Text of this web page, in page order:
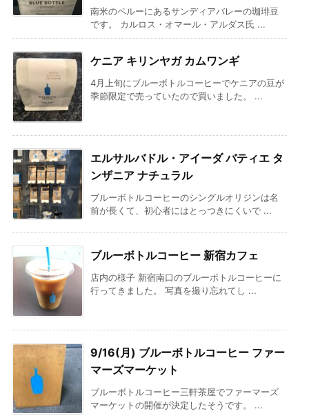
南米のペルーにあるサンディアバレーの珈琲豆
です。 カルロス・オマール・アルダス氏 ...
ケニア キリンヤガ カムワンギ
4月上旬にブルーボトルコーヒーでケニアの豆が
季節限定で売っていたので買いました。 ...
エルサルバドル・アイーダ バティエ タ
ンザニア ナチュラル
ブルーボトルコーヒーのシングルオリジンは名
前が長くて、初心者にはとっつきにくいで ...
ブルーボトルコーヒー 新宿カフェ
店内の様子 新宿南口のブルーボトルコーヒーに
行ってきました。 写真を撮り忘れてし ...
9/16(月) ブルーボトルコーヒー ファー
マーズマーケット
ブルーボトルコーヒー三軒茶屋でファーマーズ
マーケットの開催が決定したそうです。 ...